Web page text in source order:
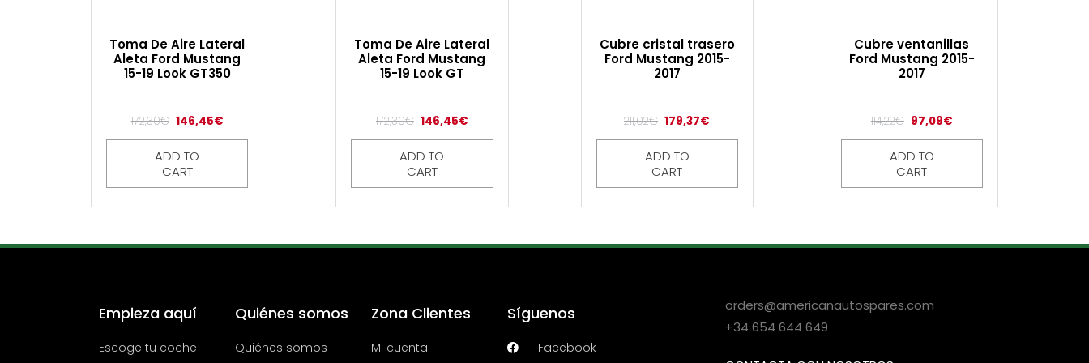
Toma De Aire Lateral
Aleta Ford Mustang
15-19 Look GT350
172,30€ 146,45€
ADD TO
CART
Toma De Aire Lateral
Aleta Ford Mustang
15-19 Look GT
172,30€ 146,45€
ADD TO
CART
Cubre cristal trasero
Ford Mustang 2015-
2017
211,02€ 179,37€
ADD TO
CART
Cubre ventanillas
Ford Mustang 2015-
2017
114,22€ 97,09€
ADD TO
CART
Empieza aquí
Escoge tu coche
Quiénes somos
Quiénes somos
Zona Clientes
Mi cuenta
Síguenos
Facebook
orders@americanautospares.com
+34 654 644 649